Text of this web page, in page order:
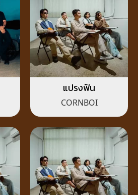
แปรงฟัน
CORNBOI